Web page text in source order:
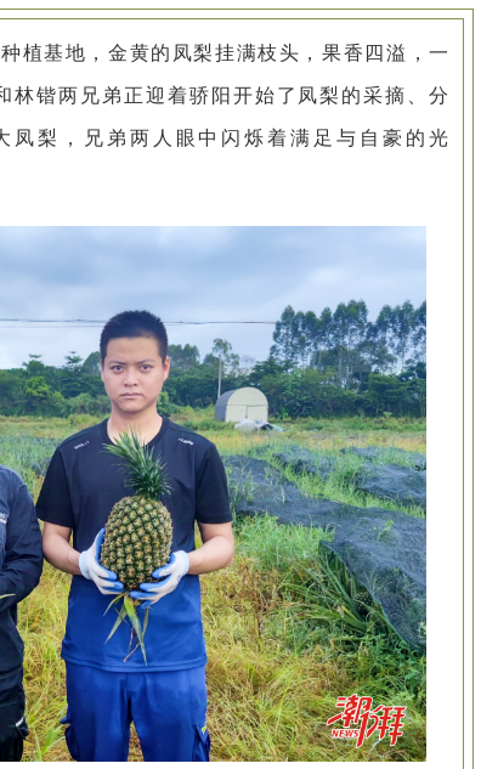
植基地，金黄的凤梨挂满枝头，果香四溢，一
林锴两兄弟正迎着骄阳开始了凤梨的采摘、分
梨，兄弟两人眼中闪烁着满足与自豪的光